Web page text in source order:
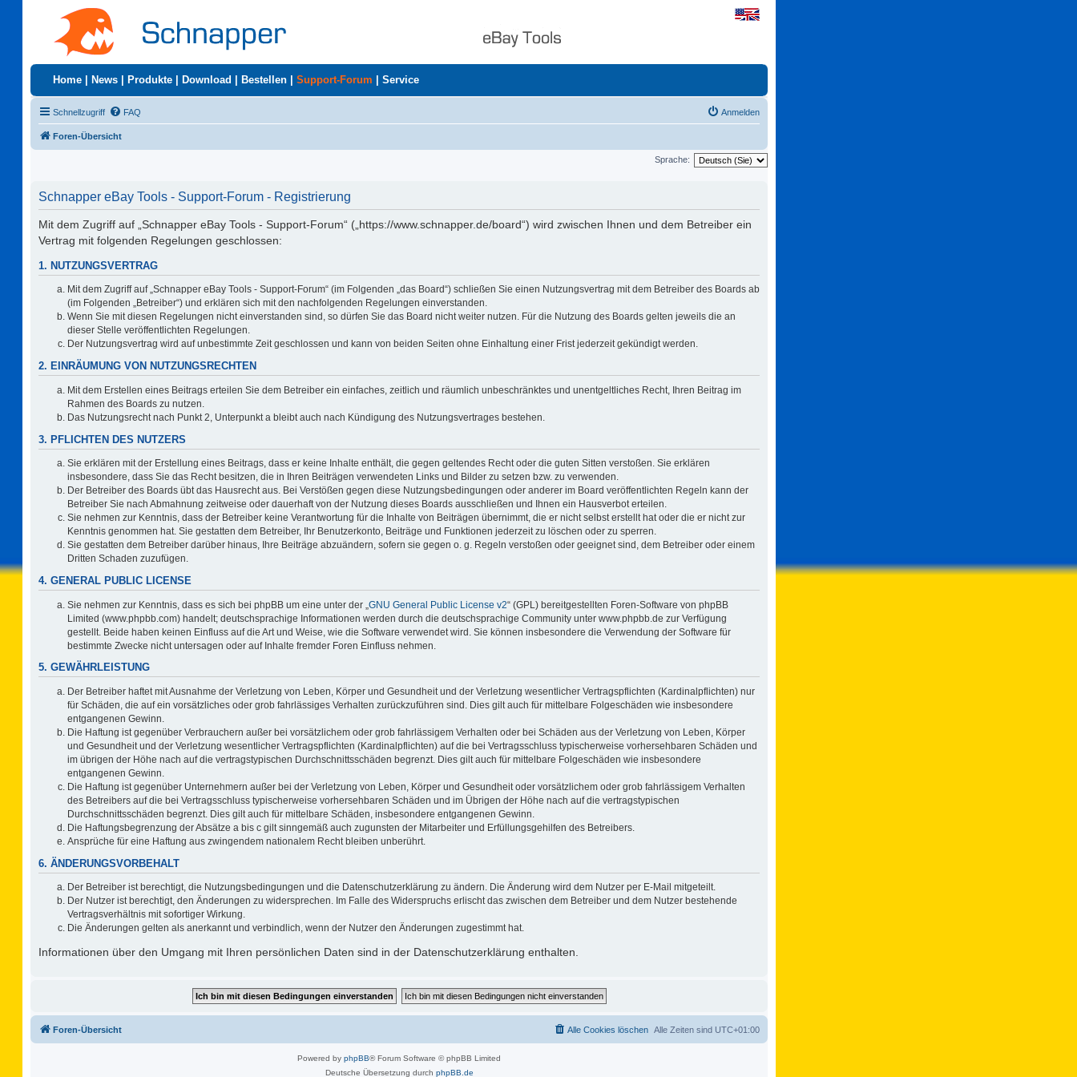
Home News Produkte Download Bestellen Support-Forum Service
Schnellzugriff FAQ Anmelden
Foren-Übersicht
Sprache:
Schnapper eBay Tools - Support-Forum - Registrierung
Mit dem Zugriff auf „Schnapper eBay Tools - Support-Forum“ („https://www.schnapper.de/board“) wird zwischen Ihnen und dem Betreiber ein
Vertrag mit folgenden Regelungen geschlossen:
1. NUTZUNGSVERTRAG
Mit dem Zugriff auf „Schnapper eBay Tools - Support-Forum“ (im Folgenden „das Board“) schließen Sie einen Nutzungsvertrag mit dem Betreiber des Boards ab
(im Folgenden „Betreiber“) und erklären sich mit den nachfolgenden Regelungen einverstanden.
Wenn Sie mit diesen Regelungen nicht einverstanden sind, so dürfen Sie das Board nicht weiter nutzen. Für die Nutzung des Boards gelten jeweils die an
dieser Stelle veröffentlichten Regelungen.
Der Nutzungsvertrag wird auf unbestimmte Zeit geschlossen und kann von beiden Seiten ohne Einhaltung einer Frist jederzeit gekündigt werden.
2. EINRÄUMUNG VON NUTZUNGSRECHTEN
Mit dem Erstellen eines Beitrags erteilen Sie dem Betreiber ein einfaches, zeitlich und räumlich unbeschränktes und unentgeltliches Recht, Ihren Beitrag im
Rahmen des Boards zu nutzen.
Das Nutzungsrecht nach Punkt 2, Unterpunkt a bleibt auch nach Kündigung des Nutzungsvertrages bestehen.
3. PFLICHTEN DES NUTZERS
Sie erklären mit der Erstellung eines Beitrags, dass er keine Inhalte enthält, die gegen geltendes Recht oder die guten Sitten verstoßen. Sie erklären
insbesondere, dass Sie das Recht besitzen, die in Ihren Beiträgen verwendeten Links und Bilder zu setzen bzw. zu verwenden.
Der Betreiber des Boards übt das Hausrecht aus. Bei Verstößen gegen diese Nutzungsbedingungen oder anderer im Board veröffentlichten Regeln kann der
Betreiber Sie nach Abmahnung zeitweise oder dauerhaft von der Nutzung dieses Boards ausschließen und Ihnen ein Hausverbot erteilen.
Sie nehmen zur Kenntnis, dass der Betreiber keine Verantwortung für die Inhalte von Beiträgen übernimmt, die er nicht selbst erstellt hat oder die er nicht zur
Kenntnis genommen hat. Sie gestatten dem Betreiber, Ihr Benutzerkonto, Beiträge und Funktionen jederzeit zu löschen oder zu sperren.
Sie gestatten dem Betreiber darüber hinaus, Ihre Beiträge abzuändern, sofern sie gegen o. g. Regeln verstoßen oder geeignet sind, dem Betreiber oder einem
Dritten Schaden zuzufügen.
4. GENERAL PUBLIC LICENSE
Sie nehmen zur Kenntnis, dass es sich bei phpBB um eine unter der „ GNU General Public License v2“ (GPL) bereitgestellten Foren-Software von phpBB
Limited (www.phpbb.com) handelt; deutschsprachige Informationen werden durch die deutschsprachige Community unter www.phpbb.de zur Verfügung
gestellt. Beide haben keinen Einfluss auf die Art und Weise, wie die Software verwendet wird. Sie können insbesondere die Verwendung der Software für
bestimmte Zwecke nicht untersagen oder auf Inhalte fremder Foren Einfluss nehmen.
5. GEWÄHRLEISTUNG
Der Betreiber haftet mit Ausnahme der Verletzung von Leben, Körper und Gesundheit und der Verletzung wesentlicher Vertragspflichten (Kardinalpflichten) nur
für Schäden, die auf ein vorsätzliches oder grob fahrlässiges Verhalten zurückzuführen sind. Dies gilt auch für mittelbare Folgeschäden wie insbesondere
entgangenen Gewinn.
Die Haftung ist gegenüber Verbrauchern außer bei vorsätzlichem oder grob fahrlässigem Verhalten oder bei Schäden aus der Verletzung von Leben, Körper
und Gesundheit und der Verletzung wesentlicher Vertragspflichten (Kardinalpflichten) auf die bei Vertragsschluss typischerweise vorhersehbaren Schäden und
im übrigen der Höhe nach auf die vertragstypischen Durchschnittsschäden begrenzt. Dies gilt auch für mittelbare Folgeschäden wie insbesondere
entgangenen Gewinn.
Die Haftung ist gegenüber Unternehmern außer bei der Verletzung von Leben, Körper und Gesundheit oder vorsätzlichem oder grob fahrlässigem Verhalten
des Betreibers auf die bei Vertragsschluss typischerweise vorhersehbaren Schäden und im Übrigen der Höhe nach auf die vertragstypischen
Durchschnittsschäden begrenzt. Dies gilt auch für mittelbare Schäden, insbesondere entgangenen Gewinn.
Die Haftungsbegrenzung der Absätze a bis c gilt sinngemäß auch zugunsten der Mitarbeiter und Erfüllungsgehilfen des Betreibers.
Ansprüche für eine Haftung aus zwingendem nationalem Recht bleiben unberührt.
6. ÄNDERUNGSVORBEHALT
Der Betreiber ist berechtigt, die Nutzungsbedingungen und die Datenschutzerklärung zu ändern. Die Änderung wird dem Nutzer per E-Mail mitgeteilt.
Der Nutzer ist berechtigt, den Änderungen zu widersprechen. Im Falle des Widerspruchs erlischt das zwischen dem Betreiber und dem Nutzer bestehende
Vertragsverhältnis mit sofortiger Wirkung.
Die Änderungen gelten als anerkannt und verbindlich, wenn der Nutzer den Änderungen zugestimmt hat.
Informationen über den Umgang mit Ihren persönlichen Daten sind in der Datenschutzerklärung enthalten.
Foren-Übersicht Alle Zeiten sind UTC+01:00
Alle Cookies löschen
Powered by phpBB® Forum Software © phpBB Limited
Deutsche Übersetzung durch phpBB.de